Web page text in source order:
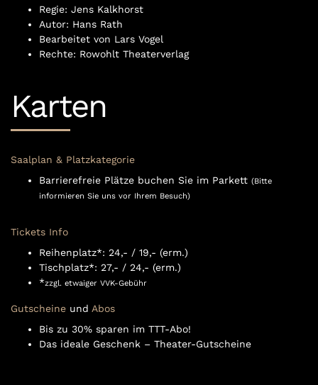
Regie: Jens Kalkhorst
Autor: Hans Rath
Bearbeitet von Lars Vogel
Rechte: Rowohlt Theaterverlag
Karten
Saalplan & Platzkategorie
Barrierefreie Plätze buchen Sie im Parkett (Bitte
informieren Sie uns vor Ihrem Besuch)
Tickets Info
Reihenplatz*: 24,- / 19,- (erm.)
Tischplatz*: 27,- / 24,- (erm.)
*zzgl. etwaiger VVK-Gebühr
Gutscheine und Abos
Bis zu 30% sparen im TTT-Abo!
Das ideale Geschenk – Theater-Gutscheine